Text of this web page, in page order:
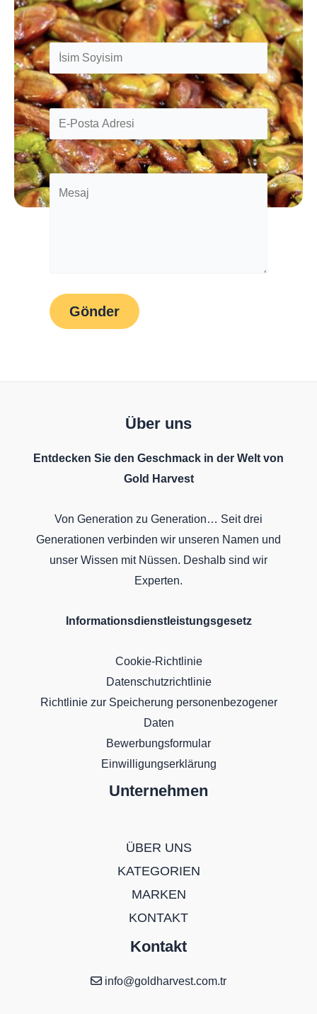
Über uns
Entdecken Sie den Geschmack in der Welt von
Gold Harvest
Von Generation zu Generation… Seit drei
Generationen verbinden wir unseren Namen und
unser Wissen mit Nüssen. Deshalb sind wir
Experten.
Informationsdienstleistungsgesetz
Cookie-Richtlinie
Datenschutzrichtlinie
Richtlinie zur Speicherung personenbezogener
Daten
Bewerbungsformular
Einwilligungserklärung
Unternehmen
ÜBER UNS
KATEGORIEN
MARKEN
KONTAKT
Kontakt
info@goldharvest.com.tr